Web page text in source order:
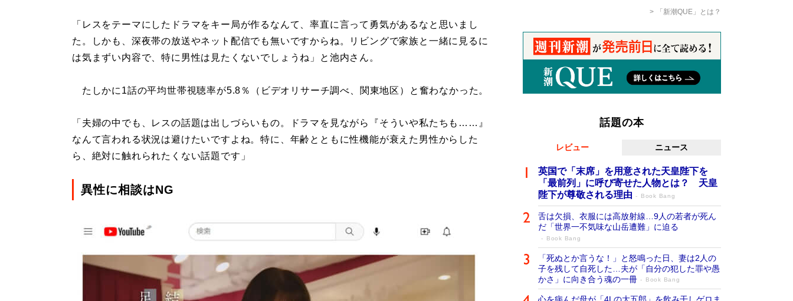
「レスをテーマにしたドラマをキー局が作るなんて、率直に言って勇気があるなと思いまし
た。しかも、深夜帯の放送やネット配信でも無いですからね。リビングで家族と一緒に見るに
は気まずい内容で、特に男性は見たくないでしょうね」と池内さん。
たしかに1話の平均世帯視聴率が5.8％（ビデオリサーチ調べ、関東地区）と奮わなかった。
「夫婦の中でも、レスの話題は出しづらいもの。ドラマを見ながら『そういや私たちも……』
なんて言われる状況は避けたいですよね。特に、年齢とともに性機能が衰えた男性からした
ら、絶対に触れられたくない話題です」
異性に相談はNG
「新潮QUE」とは？
話題の本
レビュー ニュース
英国で「末席」を用意された天皇陛下を
「最前列」に呼び寄せた人物とは？ 天皇
陛下が尊敬される理由
Book Bang
舌は欠損、衣服には高放射線…9人の若者が死ん
だ「世界一不気味な山岳遭難」に迫る
Book Bang
「死ぬとか言うな！」と怒鳴った日、妻は2人の
子を残して自死した…夫が「自分の犯した罪や愚
かさ」に向き合う魂の一冊
Book Bang